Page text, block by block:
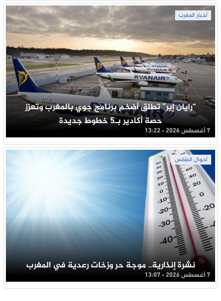
أخبار المغرب
“رايان إير” تطلق أضخم برنامج جوي بالمغرب وتعزز
حصة أكادير بـ5 خطوط جديدة
7 أغسطس 2026 - 13:22
أحوال الطقس
نشرة إنذارية.. موجة حر وزخات رعدية في المغرب
7 أغسطس 2026 - 13:07